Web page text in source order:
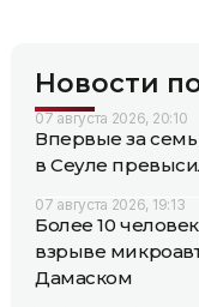
Новости
07 августа 2026, 20:10
Впервые за семь
в Сеуле
07 августа 2026, 19:13
Более 10
взрыве
Дамаском